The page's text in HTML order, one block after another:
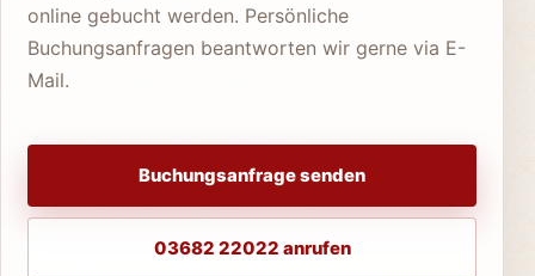
online gebucht werden. Persönliche
Buchungsanfragen beantworten wir gerne via E-
Mail.
Buchungsanfrage senden
03682 22022 anrufen